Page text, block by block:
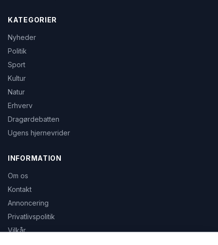
KATEGORIER
Nyheder
Politik
Sport
Kultur
Natur
Erhverv
Dragørdebatten
Ugens hjernevrider
INFORMATION
Om os
Kontakt
Annoncering
Privatlivspolitik
Vilkår